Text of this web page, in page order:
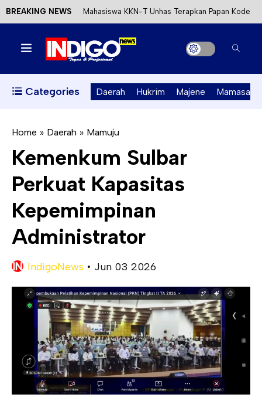
BREAKING NEWS Mahasiswa KKN-T Unhas Terapkan Papan Kode
Etik Wisata di Pantai Lawere Desa Lotang Salo
Satu DPO Pengeroyokan SPBU Tapalang
Ditangkap, Satu Lagi Kabur ke Kalimantan
Perizinan Air Tanah melalui Aplikasi SAPO
Kecewa Kapolresta Absen, APPK Mamuju
Soroti Kejanggalan Kasus Tambang Emas Ilegal
Categories Daerah Hukrim Majene Mamasa
Home » Daerah » Mamuju
Kemenkum Sulbar
Perkuat Kapasitas
Kepemimpinan
Administrator
IndigoNews • Jun 03 2026